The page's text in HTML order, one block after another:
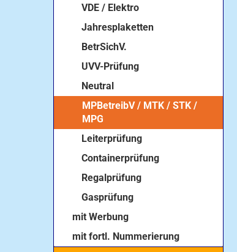
VDE / Elektro
Jahresplaketten
BetrSichV.
UVV-Prüfung
Neutral
MPBetreibV / MTK / STK /
MPG
Leiterprüfung
Containerprüfung
Regalprüfung
Gasprüfung
mit Werbung
mit fortl. Nummerierung